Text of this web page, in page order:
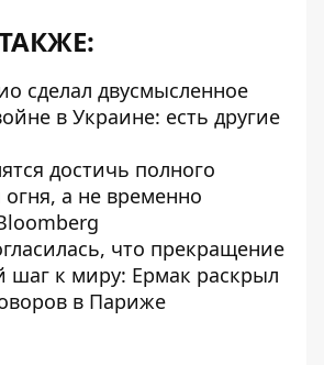
сделал двусмысленное
в Украине: есть другие
достичь полного
а не временно
что прекращение
шаг к миру: Ермак раскрыл
в Париже